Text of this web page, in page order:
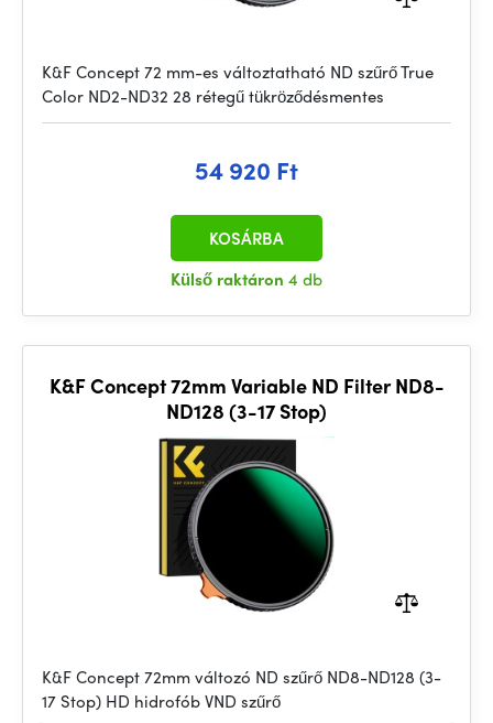
K&F Concept 72 mm-es változtatható ND szűrő True
Color ND2-ND32 28 rétegű tükröződésmentes
54 920 Ft
Külső raktáron 4 db
KOSÁRBA
K&F Concept 72mm Variable ND Filter ND8-
ND128 (3-17 Stop)
K&F Concept 72mm változó ND szűrő ND8-ND128 (3-
17 Stop) HD hidrofób VND szűrő